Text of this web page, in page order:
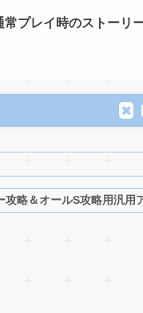
常プレイ時のストーリ
攻略＆オールS攻略用汎用